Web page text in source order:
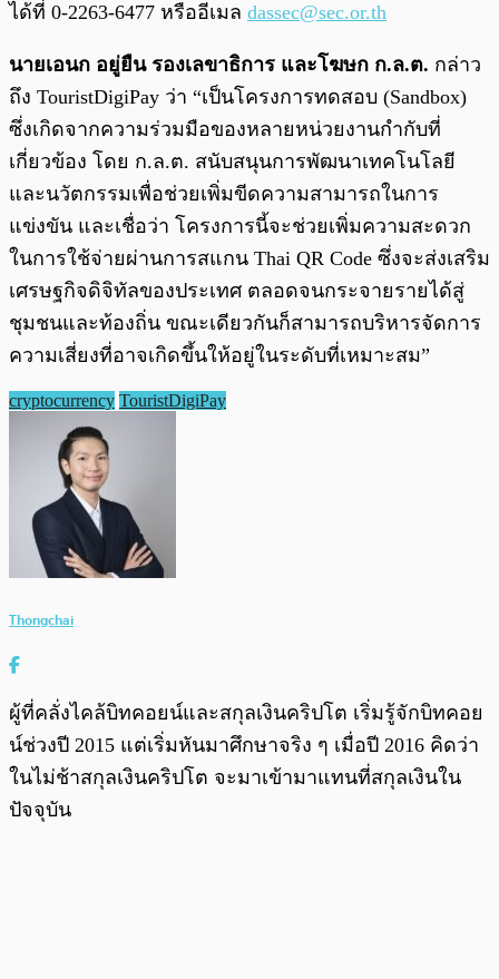
ได้ที่ 0-2263-6477 หรืออีเมล dassec@sec.or.th
นายเอนก อยู่ยืน รองเลขาธิการ และโฆษก ก.ล.ต. กล่าว
ถึง TouristDigiPay ว่า “เป็นโครงการทดสอบ (Sandbox)
ซึ่งเกิดจากความร่วมมือของหลายหน่วยงานกำกับที่
เกี่ยวข้อง โดย ก.ล.ต. สนับสนุนการพัฒนาเทคโนโลยี
และนวัตกรรมเพื่อช่วยเพิ่มขีดความสามารถในการ
แข่งขัน และเชื่อว่า โครงการนี้จะช่วยเพิ่มความสะดวก
ในการใช้จ่ายผ่านการสแกน Thai QR Code ซึ่งจะส่งเสริม
เศรษฐกิจดิจิทัลของประเทศ ตลอดจนกระจายรายได้สู่
ชุมชนและท้องถิ่น ขณะเดียวกันก็สามารถบริหารจัดการ
ความเสี่ยงที่อาจเกิดขึ้นให้อยู่ในระดับที่เหมาะสม”
cryptocurrency TouristDigiPay
Thongchai
ผู้ที่คลั่งไคล้บิทคอยน์และสกุลเงินคริปโต เริ่มรู้จักบิทคอย
น์ช่วงปี 2015 แต่เริ่มหันมาศึกษาจริง ๆ เมื่อปี 2016 คิดว่า
ในไม่ช้าสกุลเงินคริปโต จะมาเข้ามาแทนที่สกุลเงินใน
ปัจจุบัน